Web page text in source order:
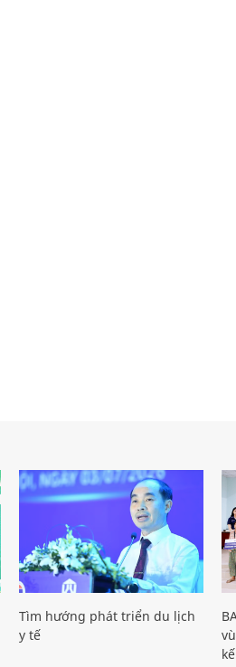
Tìm hướng phát triển du lịch
y tế
kế